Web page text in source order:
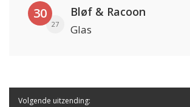
30
27
Bløf & Racoon
Glas
Volgende uitzending: